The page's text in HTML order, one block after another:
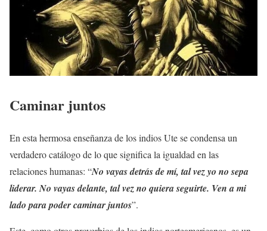
Caminar juntos
En esta hermosa enseñanza de los indios Ute se condensa un
verdadero catálogo de lo que significa la igualdad en las
relaciones humanas: “No vayas detrás de mí, tal vez yo no sepa
liderar. No vayas delante, tal vez no quiera seguirte. Ven a mi
lado para poder caminar juntos”.